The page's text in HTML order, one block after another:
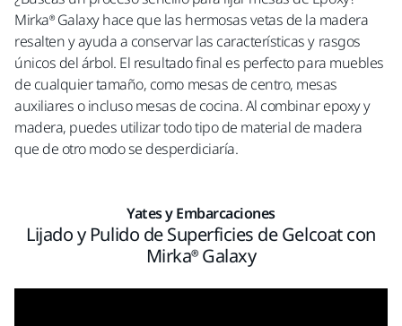
Mirka® Galaxy hace que las hermosas vetas de la madera
resalten y ayuda a conservar las características y rasgos
únicos del árbol. El resultado final es perfecto para muebles
de cualquier tamaño, como mesas de centro, mesas
auxiliares o incluso mesas de cocina. Al combinar epoxy y
madera, puedes utilizar todo tipo de material de madera
que de otro modo se desperdiciaría.
Yates y Embarcaciones
Lijado y Pulido de Superficies de Gelcoat con
Mirka® Galaxy